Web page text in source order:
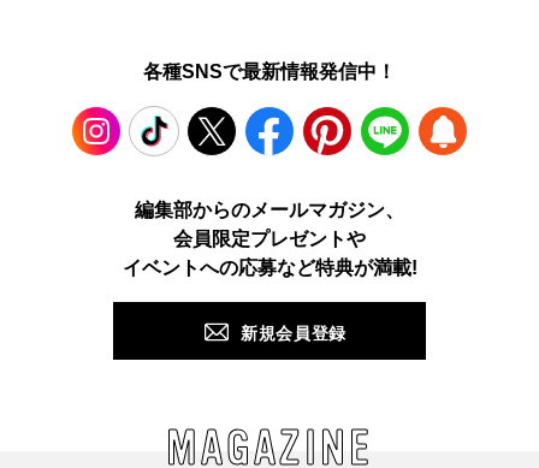
各種SNSで最新情報発信中！
TikTok X Facebook Pinterest LINE
編集部からのメールマガジン、
会員限定プレゼントや
イベントへの応募など特典が満載!
新規会員登録
MAGAZINE